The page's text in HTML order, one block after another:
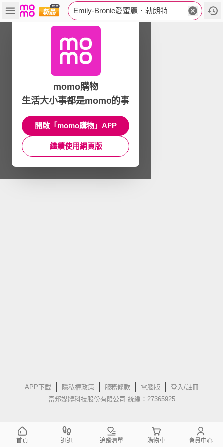
Emily-Bronte愛蜜麗．勃朗特
APP下載 隱私權政策 服務條款 電腦版
登入/註冊
富邦媒體科技股份有限公司 統編：27365925
momo購物
生活大小事都是momo的事
開啟「momo購物」APP
繼續使用網頁版
首頁 逛逛 追蹤清單 購物車 會員中心